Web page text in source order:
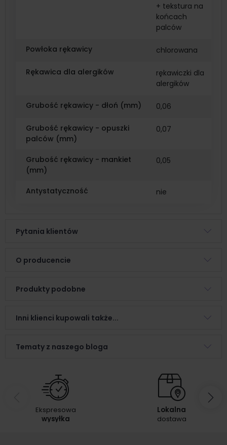
+ tekstura na
końcach
palców
Powłoka rękawicy chlorowana
Rękawica dla alergików
rękawiczki dla
alergików
Grubość rękawicy - dłoń (mm) 0,06
Grubość rękawicy - opuszki
palców (mm)
0,07
Grubość rękawicy - mankiet
(mm)
0,05
Antystatyczność nie
Pytania klientów
O producencie
Produkty podobne
Inni klienci kupowali także...
Tematy z naszego bloga
Ekspresowa
wysyłka
Lokalna
dostawa